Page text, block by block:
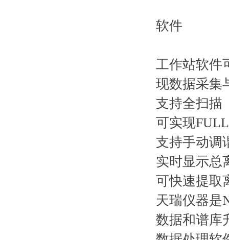
软件
工作站软件
现数据采集
支持全扫描
可实现
支持手动调
实时显示总
可快速提取
天瑞仪器是
数据和谱库